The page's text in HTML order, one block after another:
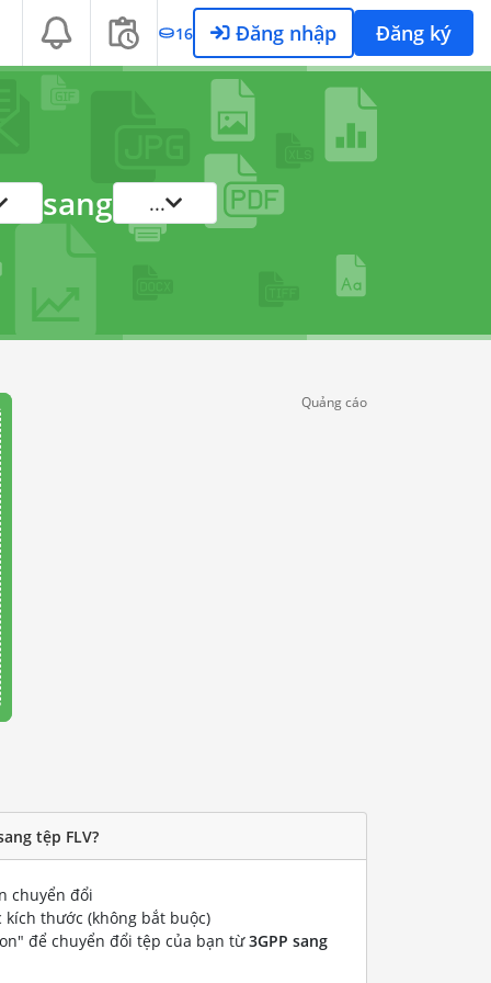
16 Đăng nhập Đăng ký
sang ...
Quảng cáo
tệp FLV?
chuyển đổi
thước (không bắt buộc)
để chuyển đổi tệp của bạn từ3GPP sang